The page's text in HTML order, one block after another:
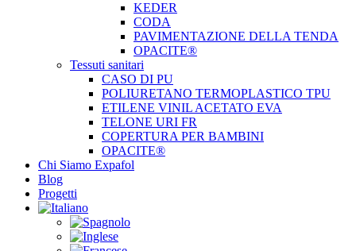
KEDER
CODA
PAVIMENTAZIONE DELLA TENDA
OPACITE®
Tessuti sanitari
CASO DI PU
POLIURETANO TERMOPLASTICO TPU
ETILENE VINIL ACETATO EVA
TELONE URI FR
COPERTURA PER BAMBINI
OPACITE®
Chi Siamo Expafol
Blog
Progetti